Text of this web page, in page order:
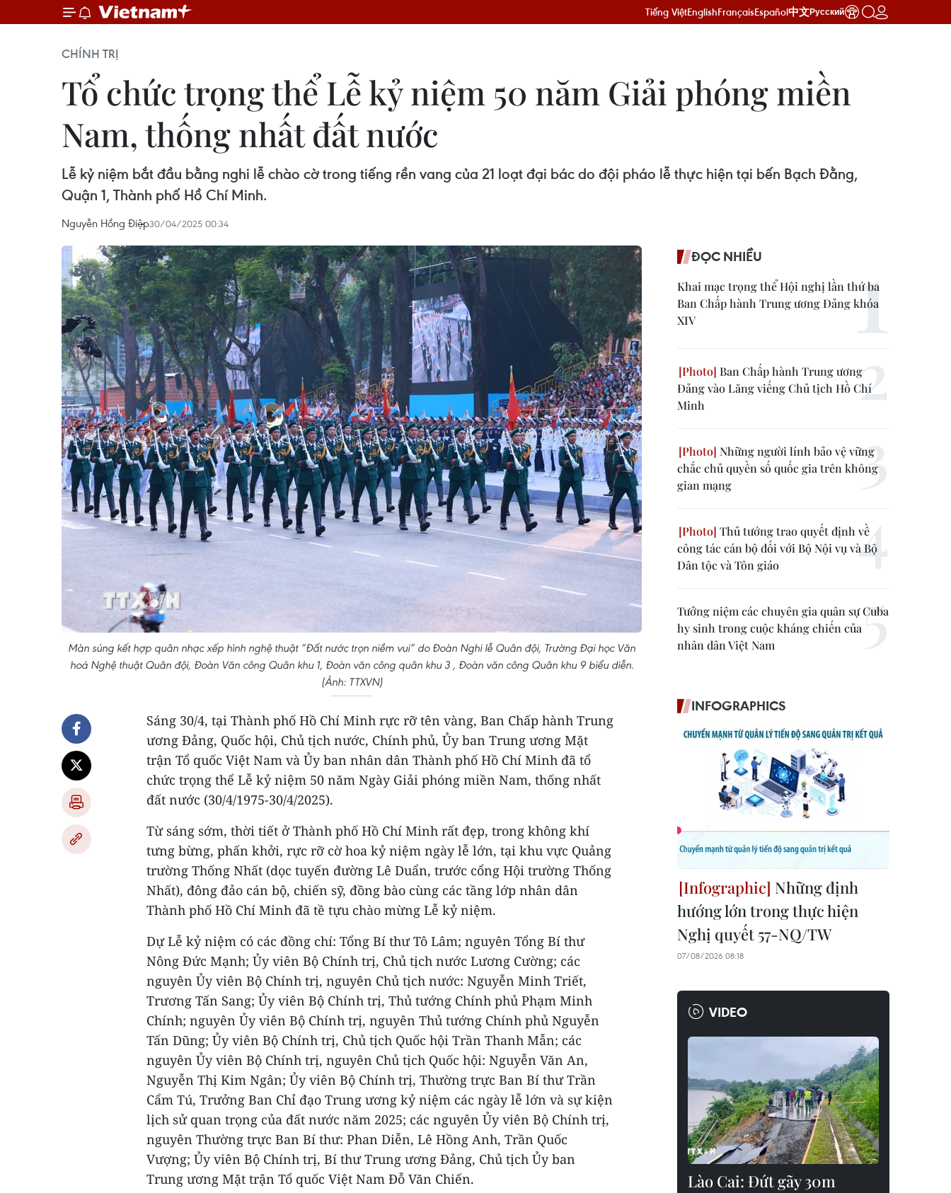
Tiếng ViệtEnglishFrançaisEspañol中文Русский
CHÍNH TRỊ
Tổ chức trọng thể Lễ kỷ niệm 50 năm Giải phóng miền
Nam, thống nhất đất nước
Lễ kỷ niệm bắt đầu bằng nghi lễ chào cờ trong tiếng rền vang của 21 loạt đại bác do đội pháo lễ thực hiện tại bến Bạch Đằng,
Quận 1, Thành phố Hồ Chí Minh.
Nguyễn Hồng Điệp30/04/2025 00:34
Màn súng kết hợp quân nhạc xếp hình nghệ thuật “Đất nước trọn niềm vui” do Đoàn Nghi lễ Quân đội, Trường Đại học Văn
hoá Nghệ thuật Quân đội, Đoàn Văn công Quân khu 1, Đoàn văn công quân khu 3 , Đoàn văn công Quân khu 9 biểu diễn.
(Ảnh: TTXVN)
Sáng 30/4, tại Thành phố Hồ Chí Minh rực rỡ tên vàng, Ban Chấp hành Trung
ương Đảng, Quốc hội, Chủ tịch nước, Chính phủ, Ủy ban Trung ương Mặt
trận Tổ quốc Việt Nam và Ủy ban nhân dân Thành phố Hồ Chí Minh đã tổ
chức trọng thể Lễ kỷ niệm 50 năm Ngày Giải phóng miền Nam, thống nhất
đất nước (30/4/1975-30/4/2025).
Từ sáng sớm, thời tiết ở Thành phố Hồ Chí Minh rất đẹp, trong không khí
tưng bừng, phấn khởi, rực rỡ cờ hoa kỷ niệm ngày lễ lớn, tại khu vực Quảng
trường Thống Nhất (dọc tuyến đường Lê Duẩn, trước cổng Hội trường Thống
Nhất), đông đảo cán bộ, chiến sỹ, đồng bào cùng các tầng lớp nhân dân
Thành phố Hồ Chí Minh đã tề tựu chào mừng Lễ kỷ niệm.
Dự Lễ kỷ niệm có các đồng chí: Tổng Bí thư Tô Lâm; nguyên Tổng Bí thư
Nông Đức Mạnh; Ủy viên Bộ Chính trị, Chủ tịch nước Lương Cường; các
nguyên Ủy viên Bộ Chính trị, nguyên Chủ tịch nước: Nguyễn Minh Triết,
Trương Tấn Sang; Ủy viên Bộ Chính trị, Thủ tướng Chính phủ Phạm Minh
Chính; nguyên Ủy viên Bộ Chính trị, nguyên Thủ tướng Chính phủ Nguyễn
Tấn Dũng; Ủy viên Bộ Chính trị, Chủ tịch Quốc hội Trần Thanh Mẫn; các
nguyên Ủy viên Bộ Chính trị, nguyên Chủ tịch Quốc hội: Nguyễn Văn An,
Nguyễn Thị Kim Ngân; Ủy viên Bộ Chính trị, Thường trực Ban Bí thư Trần
Cẩm Tú, Trưởng Ban Chỉ đạo Trung ương kỷ niệm các ngày lễ lớn và sự kiện
lịch sử quan trọng của đất nước năm 2025; các nguyên Ủy viên Bộ Chính trị,
nguyên Thường trực Ban Bí thư: Phan Diễn, Lê Hồng Anh, Trần Quốc
Vượng; Ủy viên Bộ Chính trị, Bí thư Trung ương Đảng, Chủ tịch Ủy ban
Trung ương Mặt trận Tổ quốc Việt Nam Đỗ Văn Chiến.
ĐỌC NHIỀU
Khai mạc trọng thể Hội nghị lần thứ ba
Ban Chấp hành Trung ương Đảng khóa
XIV
Ban Chấp hành Trung ương
Đảng vào Lăng viếng Chủ tịch Hồ Chí
Minh
Những người lính bảo vệ vững
chắc chủ quyền số quốc gia trên không
gian mạng
Thủ tướng trao quyết định về
công tác cán bộ đối với Bộ Nội vụ và Bộ
Dân tộc và Tôn giáo
Tưởng niệm các chuyên gia quân sự Cuba
hy sinh trong cuộc kháng chiến của
nhân dân Việt Nam
INFOGRAPHICS
Những định
hướng lớn trong thực hiện
Nghị quyết 57-NQ/TW
07/08/2026 08:18
VIDEO
Lào Cai: Đứt gãy 30m